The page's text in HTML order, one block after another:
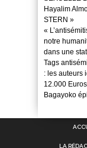
Hayalim
STERN »
«
notre
dans une
Tags
: les auteurs
12.000
Bagayoko
LA